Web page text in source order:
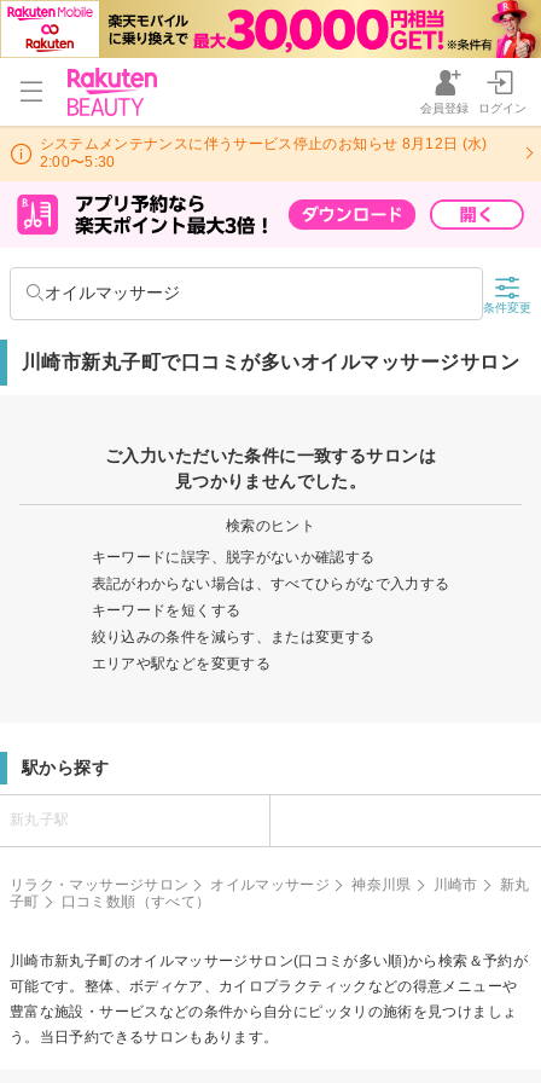
会員登録 ログイン
システムメンテナンスに伴うサービス停止のお知らせ 8月12日 (水)
2:00〜5:30
オイルマッサージ
条件変更
川崎市新丸子町で口コミが多いオイルマッサージサロン
ご入力いただいた条件に一致するサロンは
見つかりませんでした。
検索のヒント
キーワードに誤字、脱字がないか確認する
表記がわからない場合は、すべてひらがなで入力する
キーワードを短くする
絞り込みの条件を減らす、または変更する
エリアや駅などを変更する
駅から探す
新丸子駅
リラク・マッサージサロン オイルマッサージ 神奈川県 川崎市
新丸
子町
口コミ数順（すべて）
川崎市新丸子町のオイルマッサージサロン(口コミが多い順)から検索＆予約が
可能です。整体、ボディケア、カイロプラクティックなどの得意メニューや
豊富な施設・サービスなどの条件から自分にピッタリの施術を見つけましょ
う。当日予約できるサロンもあります。